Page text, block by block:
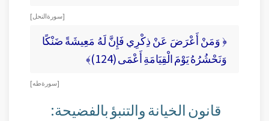
[ سورة النحل ]
﴿ وَمَنْ أَعْرَضَ عَنْ ذِكْرِي فَإِنَّ لَهُ مَعِيشَةً ضَنْكًا
وَنَحْشُرُهُ يَوْمَ الْقِيَامَةِ أَعْمَى (124)﴾
[ سورة طه ]
قانون الخيانة والتنبؤ بالفضيحة: